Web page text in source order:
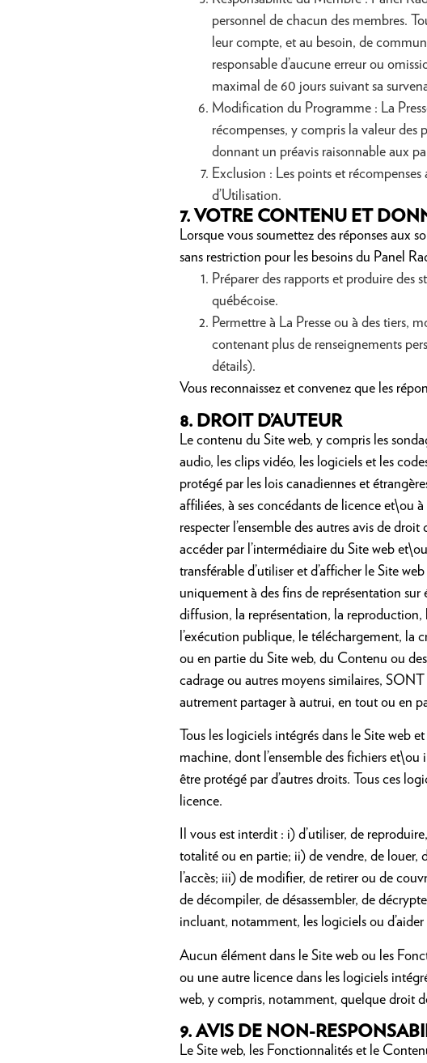
personnel de chacun des membres.
leur compte, et au besoin, de
responsable d’aucune erreur ou
maximal de 60 jours suivant sa
Modification du Programme : La
récompenses, y compris la valeur des
donnant un préavis raisonnable aux
Exclusion : Les points et
d’Utilisation.
7. VOTRE CONTENU ET
Lorsque vous soumettez des réponses aux
sans restriction pour les besoins du Panel
Préparer des rapports et produire des
québécoise.
Permettre à La Presse ou à des tiers,
contenant plus de renseignements
détails).
Vous reconnaissez et convenez que les
8. DROIT D’AUTEUR
Le contenu du Site web, y compris les
audio, les clips vidéo, les logiciels et les
protégé par les lois canadiennes et
affiliées, à ses concédants de licence et\ou
respecter l’ensemble des autres avis de
accéder par l’intermédiaire du Site web
transférable d’utiliser et d’afficher le Site
uniquement à des fins de représentation
diffusion, la représentation, la
l’exécution publique, le téléchargement, la
ou en partie du Site web, du Contenu ou
cadrage ou autres moyens similaires,
autrement partager à autrui, en tout ou en
Tous les logiciels intégrés dans le Site
machine, dont l’ensemble des fichiers
être protégé par d’autres droits. Tous ces
licence.
Il vous est interdit : i) d’utiliser, de
totalité ou en partie; ii) de vendre, de louer,
l’accès; iii) de modifier, de retirer ou de
de décompiler, de désassembler, de
incluant, notamment, les logiciels ou
Aucun élément dans le Site web ou les
ou une autre licence dans les logiciels
web, y compris, notamment, quelque droit
9. AVIS DE NON-
Le Site web, les Fonctionnalités et le